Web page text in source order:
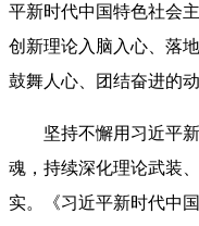
平新时代中国特色社会
创新理论入脑入心、落
鼓舞人心、团结奋进的动
坚持不懈用习近平新
魂，持续深化理论武装
实。《习近平新时代中